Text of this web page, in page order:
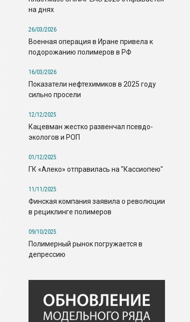
на днях
26/03/2026
Военная операция в Иране привела к
подорожанию полимеров в РФ
16/03/2026
Показатели нефтехимиков в 2025 году
сильно просели
12/12/2025
Кацевман жестко развенчал псевдо-
экологов и РОП
01/12/2025
ГК «Алеко» отправилась на "Кассиопею"
11/11/2025
Финская компания заявила о революции
в рециклинге полимеров
09/10/2025
Полимерный рынок погружается в
депрессию